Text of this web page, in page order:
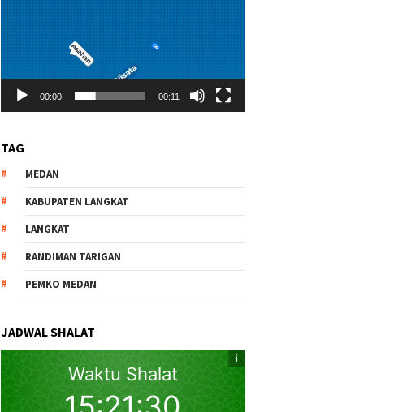
00:00 00:11
TAG
MEDAN
KABUPATEN LANGKAT
LANGKAT
RANDIMAN TARIGAN
PEMKO MEDAN
JADWAL SHALAT